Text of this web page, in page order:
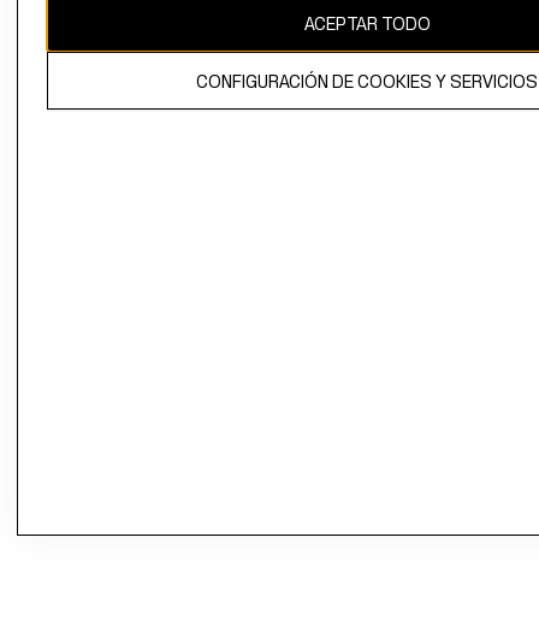
propiedad de H&M Hennes & Mauritz AB.ACEPTAR TODO
CONFIGURACIÓN DE COOKIES Y SERVICIOS